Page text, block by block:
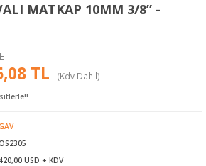
MATKAP 10MM 3/8” -
TL (Kdv Dahil)
420,00 USD + KDV